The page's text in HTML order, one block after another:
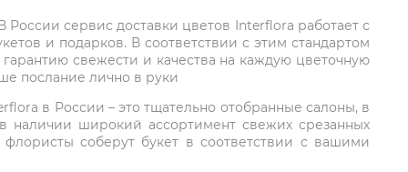
сервис доставки цветов Interflora работает с
и подарков. В соответствии с этим стандартом
свежести и качества на каждую цветочную
послание лично в руки
в России – это тщательно отобранные салоны, в
наличии широкий ассортимент свежих срезанных
соберут букет в соответствии с вашими